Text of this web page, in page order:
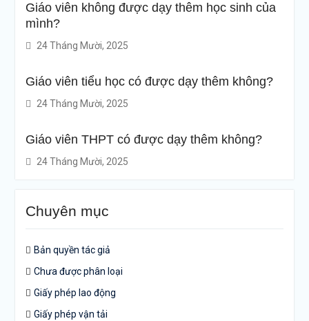
Giáo viên không được dạy thêm học sinh của
mình?
24 Tháng Mười, 2025
Giáo viên tiểu học có được dạy thêm không?
24 Tháng Mười, 2025
Giáo viên THPT có được dạy thêm không?
24 Tháng Mười, 2025
Chuyên mục
Bản quyền tác giả
Chưa được phân loại
Giấy phép lao động
Giấy phép vận tải